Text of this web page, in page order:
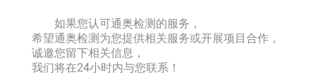
如果您认可通奥检测的服务，
希望通奥检测为您提供相关服务或开展项目合作，
诚邀您留下相关信息，
我们将在24小时内与您联系！